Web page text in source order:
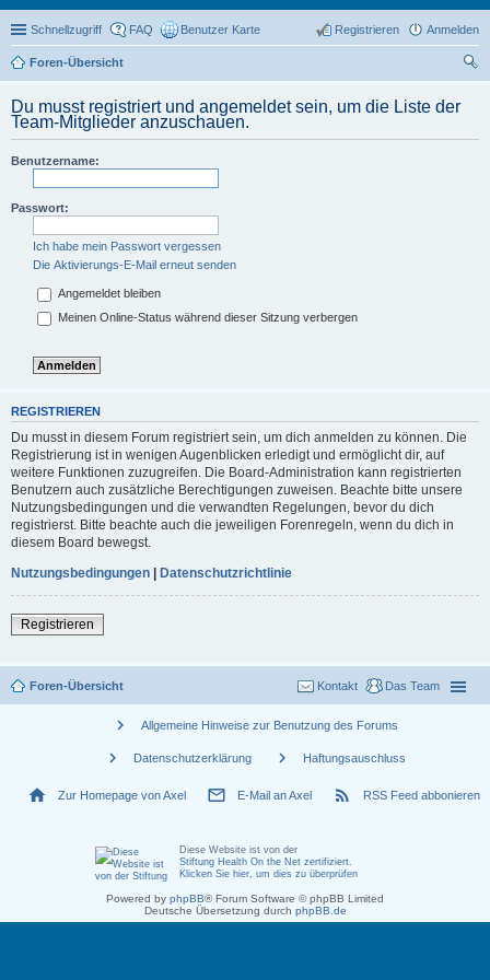
Schnellzugriff FAQ Benutzer Karte Anmelden
Registrieren
Foren-Übersicht
Du musst registriert und angemeldet sein, um die Liste der
Team-Mitglieder anzuschauen.
Benutzername:
Passwort:
Ich habe mein Passwort vergessen
Die Aktivierungs-E-Mail erneut senden
Angemeldet bleiben
Meinen Online-Status während dieser Sitzung verbergen
REGISTRIEREN
Du musst in diesem Forum registriert sein, um dich anmelden zu können. Die
Registrierung ist in wenigen Augenblicken erledigt und ermöglicht dir, auf
weitere Funktionen zuzugreifen. Die Board-Administration kann registrierten
Benutzern auch zusätzliche Berechtigungen zuweisen. Beachte bitte unsere
Nutzungsbedingungen und die verwandten Regelungen, bevor du dich
registrierst. Bitte beachte auch die jeweiligen Forenregeln, wenn du dich in
diesem Board bewegst.
Nutzungsbedingungen | Datenschutzrichtlinie
Registrieren
Foren-Übersicht Das Team
Kontakt
chevron_right Allgemeine Hinweise zur Benutzung des Forums
chevron_right Datenschutzerklärung chevron_right Haftungsauschluss
home Zur Homepage von Axel mail_outline E-Mail an Axel rss_feed RSS Feed abbonieren
Diese Website ist von der
Stiftung Health On the Net zertifiziert
Klicken Sie hier, um dies zu überprüfen
Powered by phpBB® Forum Software © phpBB Limited
Deutsche Übersetzung durch phpBB.de